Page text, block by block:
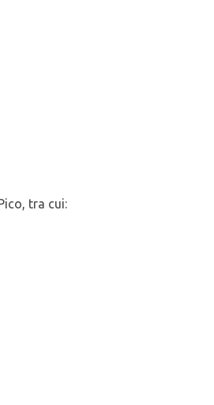
tra cui: